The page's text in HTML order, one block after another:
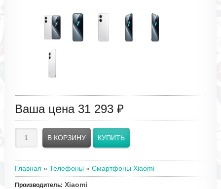
Ваша цена 31 293 ₽
Главная » Телефоны » Смартфоны Xiaomi
Производитель: Xiaomi